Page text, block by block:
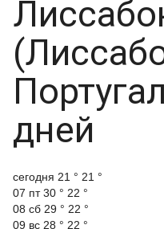
дней
cегодня 21 ° 21 °
07 пт30 ° 22 °
08 сб 29 ° 22 °
09 вс 28 ° 22 °